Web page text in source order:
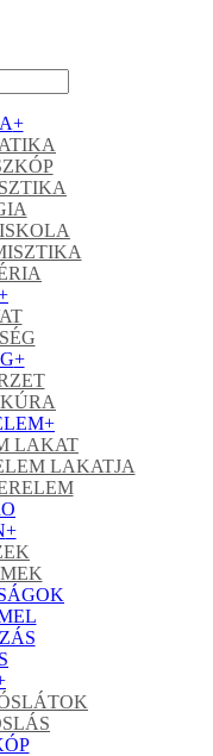
+
+
+
LAKAT
LAKATJA
+